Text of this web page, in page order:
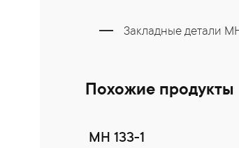
Закладные детали
Похожие продукты
МН 133-1